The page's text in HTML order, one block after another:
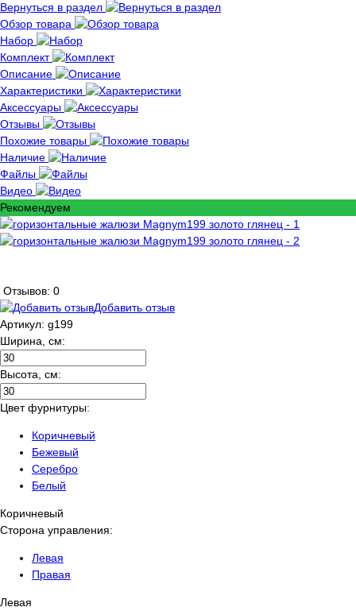
Вернуться в раздел
Обзор товара
Набор
Комплект
Описание
Характеристики
Аксессуары
Отзывы
Похожие товары
Наличие
Файлы
Видео
Рекомендуем
Отзывов: 0
Добавить отзыв
Артикул: g199
Ширина, см:
Высота, см:
Цвет фурнитуры:
Коричневый
Бежевый
Серебро
Белый
Коричневый
Сторона управления:
Левая
Правая
Левая